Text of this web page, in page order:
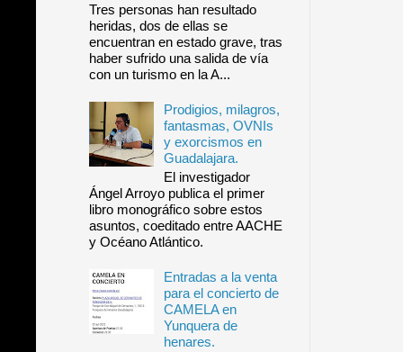
Tres personas han resultado
heridas, dos de ellas se
encuentran en estado grave, tras
haber sufrido una salida de vía
con un turismo en la A...
Prodigios, milagros,
fantasmas, OVNIs
y exorcismos en
Guadalajara.
El investigador
Ángel Arroyo publica el primer
libro monográfico sobre estos
asuntos, coeditado entre AACHE
y Océano Atlántico.
Entradas a la venta
para el concierto de
CAMELA en
Yunquera de
henares.